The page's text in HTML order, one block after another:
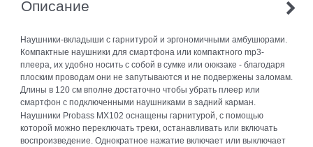
Описание
Наушники-вкладыши с гарнитурой и эргономичными амбушюрами.
Компактные наушники для смартфона или компактного mp3-
плеера, их удобно носить с собой в сумке или оюкзаке - благодаря
плоским проводам они не запутываются и не подвержены заломам.
Длины в 120 см вполне достаточно чтобы убрать плеер или
смартфон с подключенными наушниками в задний карман.
Наушники Probass MX102 оснащены гарнитурой, с помощью
которой можно переключать треки, останавливать или включать
воспроизведение. Однократное нажатие включает или выключает